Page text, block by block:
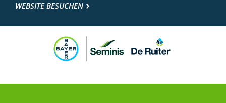
WEBSITE BESUCHEN